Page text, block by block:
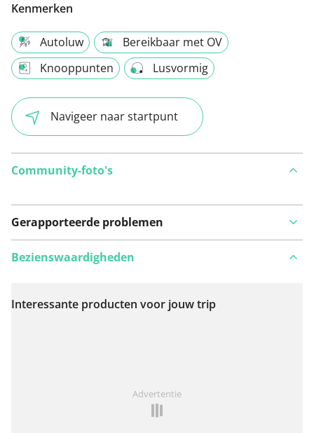
Kenmerken
Autoluw
Bereikbaar met OV
Knooppunten
Lusvormig
Navigeer naar startpunt
Community-foto's
Gerapporteerde problemen
Bekijk op kaart
Bezienswaardigheden
Interessante producten voor jouw trip
Advertentie